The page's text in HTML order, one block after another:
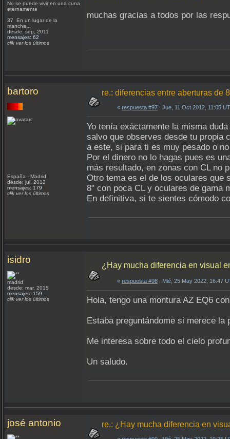
No se puede vivir en una cuna
eternamente
37 En un lugar de la
mancha...
desde: sep, 2011
mensajes: 62
clik ver los últimos
muchas gracias a todos por las
bartoro
España - Madrid
desde: jul, 2012
mensajes: 179
clik ver los últimos
re.: diferencias entre aberturas de
« respuesta #97 : Jue, 11 Oct 2012, 11:05
Yo tenía exáctamente la misma
salvo que observes desde tu propia
a este, si para ti es muy pesado o
Por el dinero no lo hagas pues es
más resultado, en zonas con CL no
Otro tema es el de los oculares que
8" con poca CL y oculares de gama
En definitiva, si te sientes cómodo
isidro
madrid
desde: mar, 2015
mensajes: 159
clik ver los últimos
¿Hay mucha diferencia en visual
« respuesta #98 : Mié, 25 May 2022, 16:47
Hola, tengo una montura AZ EQ6
Estaba preguntándome si merece
Me interesa sobre todo el cielo
Un saludo.
josé antonio re.: ¿Hay mucha diferencia en